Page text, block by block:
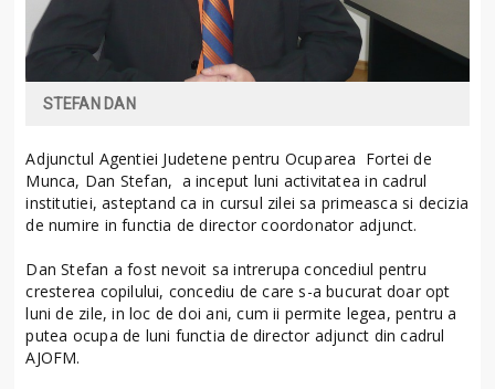
STEFAN DAN
Adjunctul Agentiei Judetene pentru Ocuparea Fortei de
Munca, Dan Stefan, a inceput luni activitatea in cadrul
institutiei, asteptand ca in cursul zilei sa primeasca si decizia
de numire in functia de director coordonator adjunct.
Dan Stefan a fost nevoit sa intrerupa concediul pentru
cresterea copilului, concediu de care s-a bucurat doar opt
luni de zile, in loc de doi ani, cum ii permite legea, pentru a
putea ocupa de luni functia de director adjunct din cadrul
AJOFM.